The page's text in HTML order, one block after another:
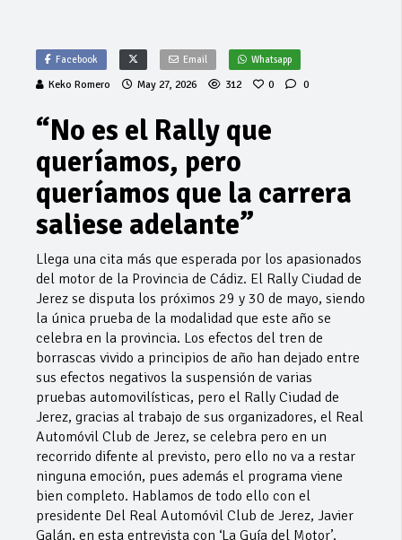
Facebook Email Whatsapp
Keko Romero May 27, 2026 312 0 0
“No es el Rally que
queríamos, pero
queríamos que la carrera
saliese adelante”
Llega una cita más que esperada por los apasionados
del motor de la Provincia de Cádiz. El Rally Ciudad de
Jerez se disputa los próximos 29 y 30 de mayo, siendo
la única prueba de la modalidad que este año se
celebra en la provincia. Los efectos del tren de
borrascas vivido a principios de año han dejado entre
sus efectos negativos la suspensión de varias
pruebas automovilísticas, pero el Rally Ciudad de
Jerez, gracias al trabajo de sus organizadores, el Real
Automóvil Club de Jerez, se celebra pero en un
recorrido difente al previsto, pero ello no va a restar
ninguna emoción, pues además el programa viene
bien completo. Hablamos de todo ello con el
presidente Del Real Automóvil Club de Jerez, Javier
Galán, en esta entrevista con ‘La Guía del Motor’.